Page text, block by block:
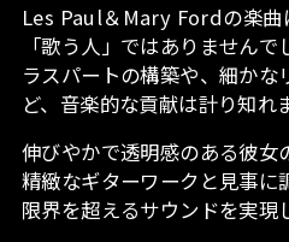
Les Paul＆Mary Fordの楽曲
「歌う人」ではありません
ラスパートの構築や、細か
ど、音楽的な貢献は計り知れ
伸びやかで透明感のある彼女
精緻なギターワークと見事に
限界を超えるサウンドを実現